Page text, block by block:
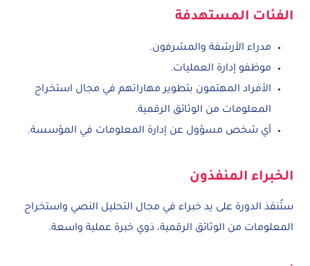
الفئات المستهدفة
مدراء الأرشفة والمشرفون.
موظفو إدارة العمليات.
الأفراد المهتمون بتطوير مهاراتهم في مجال استخراج
المعلومات من الوثائق الرقمية.
أي شخص مسؤول عن إدارة المعلومات في المؤسسة.
الخبراء المنفذون
ستُنفذ الدورة على يد خبراء في مجال التحليل النصي واستخراج
المعلومات من الوثائق الرقمية، ذوي خبرة عملية واسعة.